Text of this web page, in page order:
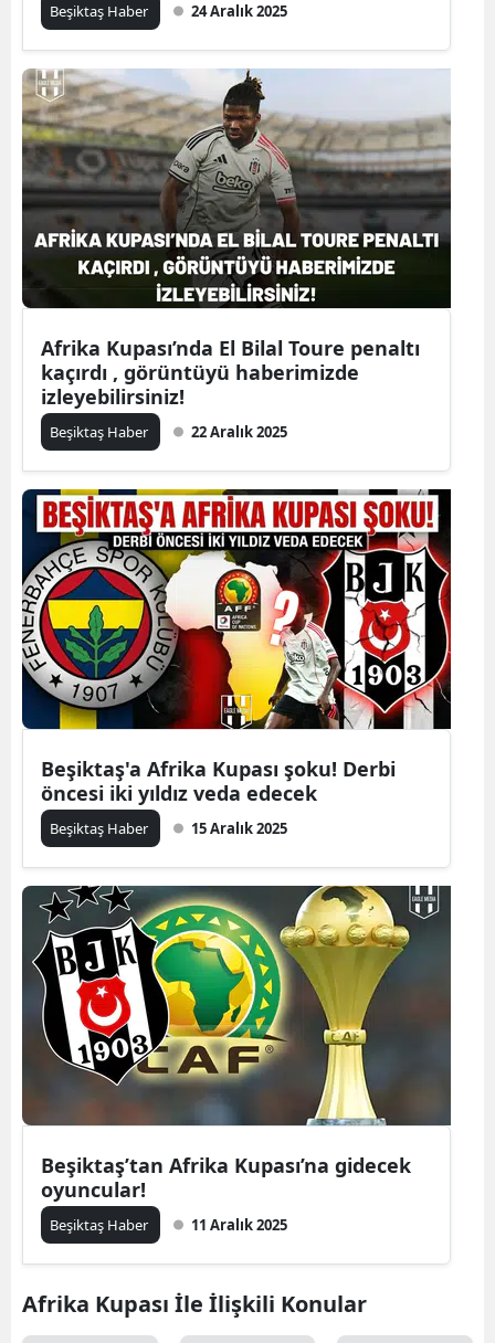
Beşiktaş Haber 24 Aralık 2025
Afrika Kupası’nda El Bilal Toure penaltı
kaçırdı , görüntüyü haberimizde
izleyebilirsiniz!
Beşiktaş Haber 22 Aralık 2025
Beşiktaş'a Afrika Kupası şoku! Derbi
öncesi iki yıldız veda edecek
Beşiktaş Haber 15 Aralık 2025
Beşiktaş’tan Afrika Kupası’na gidecek
oyuncular!
Beşiktaş Haber 11 Aralık 2025
Afrika Kupası İle İlişkili Konular